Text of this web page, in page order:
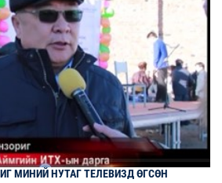
МИНИЙ НУТАГ ТЕЛЕВИЗД ӨГСӨН